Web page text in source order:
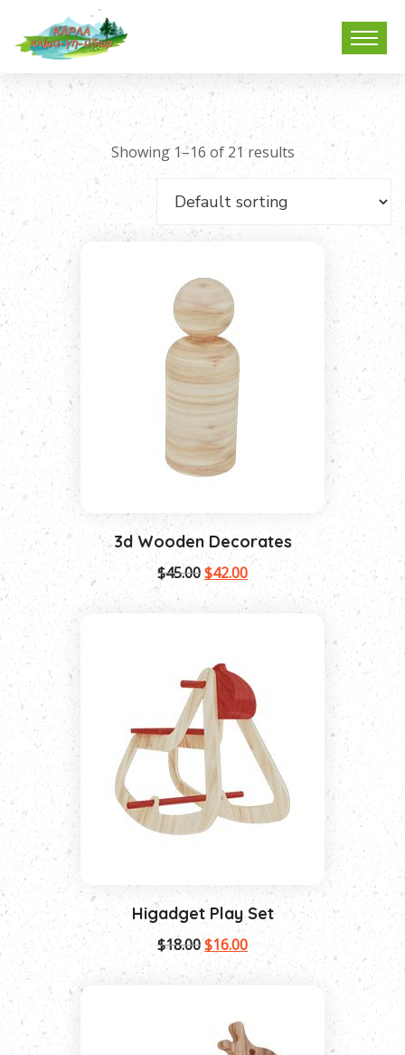
Showing 1–16 of 21 results
3d Wooden Decorates
$45.00$42.00
Higadget Play Set
$18.00$16.00